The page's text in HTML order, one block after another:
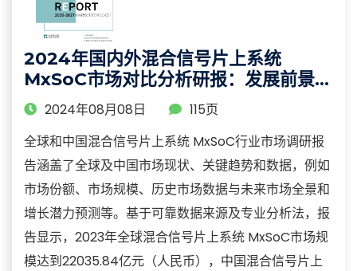
2024年国内外混合信号片上系统
MxSoC市场对比分析研报：发展前景和
行业价值评估
2024年08月08日
115页
全球和中国混合信号片上系统 MxSoC行业市场调研报
告涵盖了全球及中国市场现状、关键趋势和数据，例如
市场份额、市场规模、历史市场数据与未来市场全景和
增长潜力预测等。基于可靠数据来源及专业分析法，报
告显示，2023年全球混合信号片上系统 MxSoC市场规
模达到22035.84亿元（人民币），中国混合信号片上